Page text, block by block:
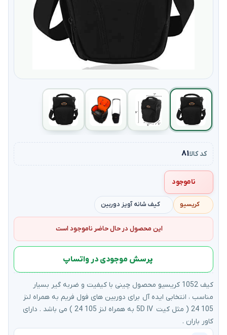
کد کالا۸۱
ناموجود
کریسیو کیف شانه آویز دوربین
این محصول در حال حاضر ناموجود است
پرسش موجودی در واتساپ
کیف 1052 کریسیو محصول چینی با کیفیت و ضربه گیر بسیار
مناسب ، انتخابی ایده آل برای دوربین های فول فریم به همراه لنز
105 24 ( مثل کیت 5D IV به همراه لنز 105 24 ) می باشد . دارای
کاور باران .